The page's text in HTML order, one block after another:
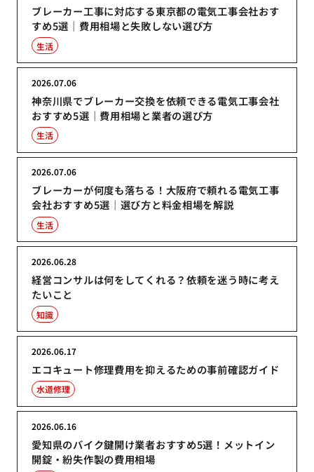
ブレーカー工事に対応する東京都の電気工事会社おす
すめ5選｜費用相場と失敗しない選び方
生活
神奈川県でブレーカー交換を依頼できる電気工事会社
おすすめ5選｜費用相場と業者の選び方
2026.07.06
生活
ブレーカーが何度も落ちる！大阪府で頼れる電気工事
会社おすすめ5選｜選び方と料金相場を解説
2026.07.06
生活
経営コンサルは何をしてくれる？依頼を迷う時に考え
たいこと
2026.06.28
知識
エコキュート修理費用を抑えるための事前確認ガイド
2026.06.17
水道修理
愛知県のバイク鍵開け業者おすすめ5選！メットイン
開錠・紛失作製の費用相場
2026.06.16